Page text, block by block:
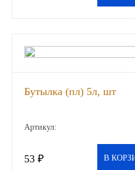
OIL RIGHT
АГРИНОЛ
Бутылка (пл) 5л, шт
Артикул:
53 ₽ В